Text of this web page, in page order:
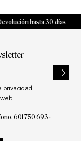
hasta 30 días
privacidad
601 750 693 -